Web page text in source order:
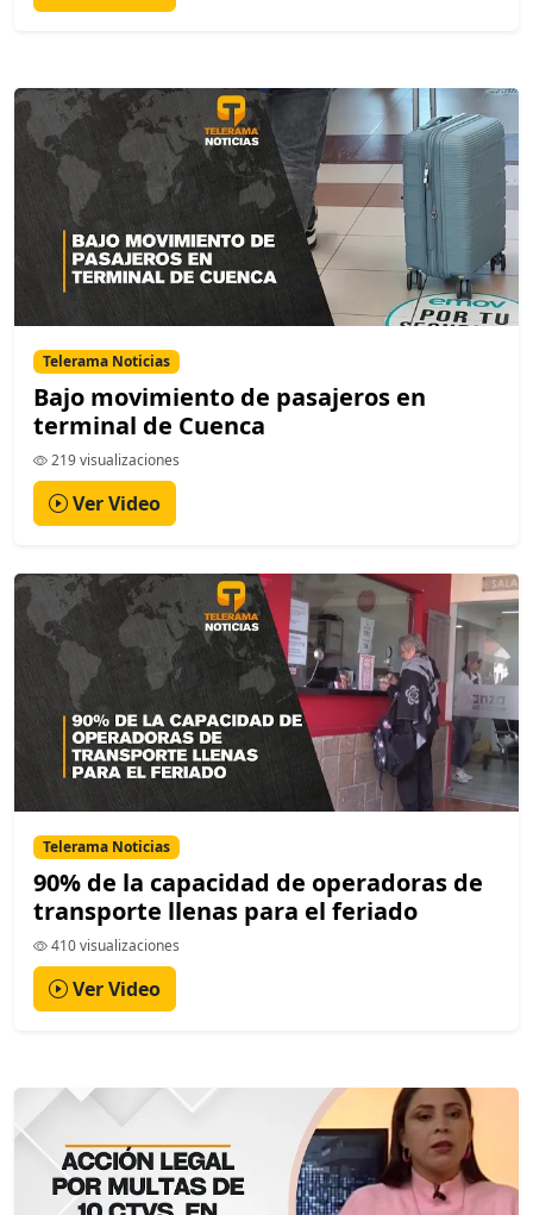
Telerama Noticias
Bajo movimiento de pasajeros en
terminal de Cuenca
219 visualizaciones
Ver Video
Telerama Noticias
90% de la capacidad de operadoras de
transporte llenas para el feriado
410 visualizaciones
Ver Video